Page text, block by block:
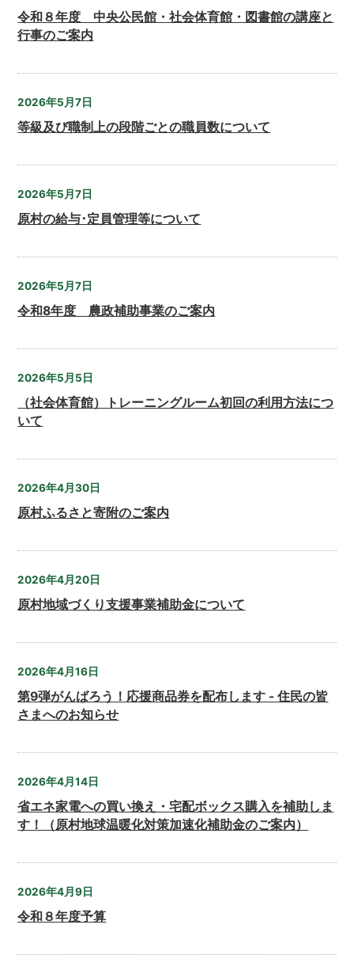
令和８年度 中央公民館・社会体育館・図書館の講座と
行事のご案内
2026年5月7日
等級及び職制上の段階ごとの職員数について
2026年5月7日
原村の給与･定員管理等について
2026年5月7日
令和8年度 農政補助事業のご案内
2026年5月5日
（社会体育館）トレーニングルーム初回の利用方法につ
いて
2026年4月30日
原村ふるさと寄附のご案内
2026年4月20日
原村地域づくり支援事業補助金について
2026年4月16日
第9弾がんばろう！応援商品券を配布します - 住民の皆
さまへのお知らせ
2026年4月14日
省エネ家電への買い換え・宅配ボックス購入を補助しま
す！（原村地球温暖化対策加速化補助金のご案内）
2026年4月9日
令和８年度予算